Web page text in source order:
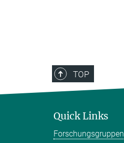
TOP
Quick Links
Forschungsgruppen